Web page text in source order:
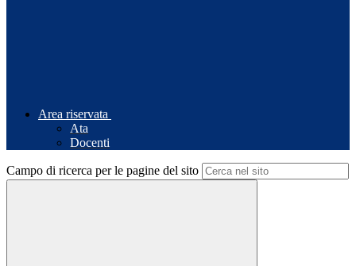
Area riservata
Ata
Docenti
Campo di ricerca per le pagine del sito